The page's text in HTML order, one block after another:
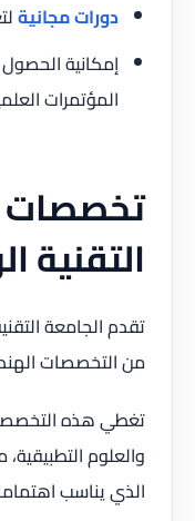
دورات مجانية
إمكانية
المؤتمرات
تخصصات
التقنية
تقدم الجامعة
من التخصصات
تغطي هذه
والعلوم
الذي يناسب